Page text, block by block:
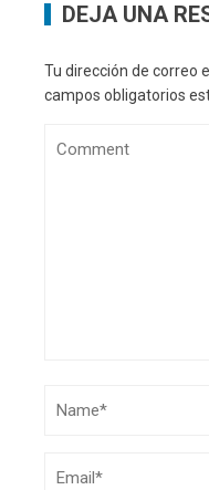
DEJA UNA
Tu dirección de correo
campos obligatorios